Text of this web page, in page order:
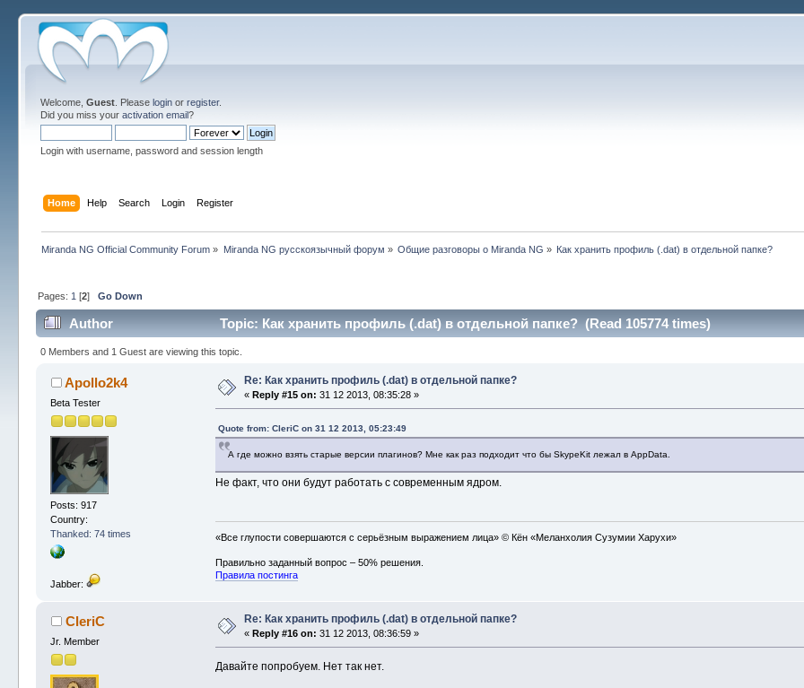
Welcome,Guest . Pleaselogin orregister.
Did you miss youractivation email?
Login with username, password and session length
Home Help Search Login Register
Miranda NG Official Community Forum » Miranda NG русскоязычный форум » Общие разговоры о Miranda NG » Как хранить профиль (.dat) в отдельной папке?
Pages: 1 [2]Go Down
Author Topic: Как хранить профиль (.dat) в отдельной папке? (Read 105774 times)
0 Members and 1 Guest are viewing this topic.
Apollo2k4
Beta Tester
Posts: 917
Country:
Thanked: 74 times
Jabber:
Re: Как хранить профиль (.dat) в отдельной папке?
«Reply #15 on: 31 12 2013, 08:35:28 »
Quote from: CleriC on 31 12 2013, 05:23:49
А где можно взять старые версии плагинов? Мне как раз подходит что бы SkypeKit лежал в AppData.
Не факт, что они будут работать с современным ядром.
«Все глупости совершаются с серьёзным выражением лица» © Кён «Меланхолия Сузумии Харухи»
Правильно заданный вопрос – 50% решения.
Правила постинга
CleriC
Jr. Member
Re: Как хранить профиль (.dat) в отдельной папке?
«Reply #16 on: 31 12 2013, 08:36:59 »
Давайте попробуем. Нет так нет.